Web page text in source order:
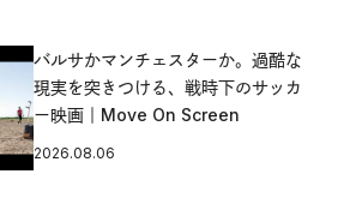
バルサかマンチェスターか。過酷な
現実を突きつける、戦時下のサッカ
ー映画｜Move On Screen
2026.08.06